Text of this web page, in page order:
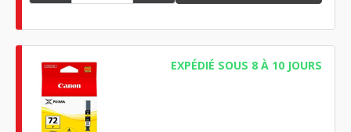
EXPÉDIÉ SOUS 8 À 10 JOURS